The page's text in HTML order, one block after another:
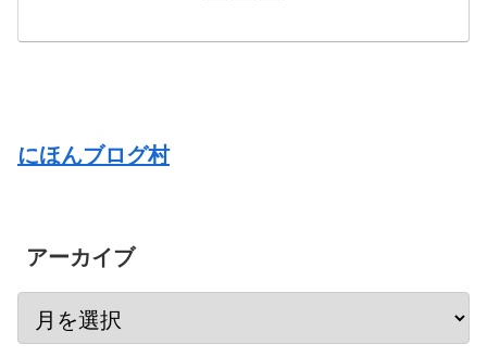
にほんブログ村
アーカイブ